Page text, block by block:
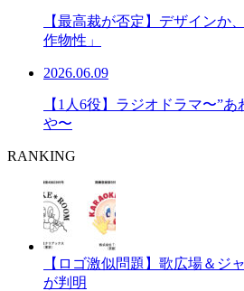
【最高裁が否定】デザインか
作物性」
2026.06.09
【1人6役】ラジオドラマ〜”
や〜
RANKING
【ロゴ激似問題】歌広場＆ジ
が判明